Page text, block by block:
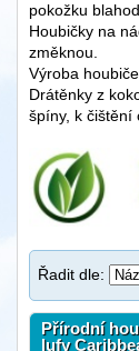
pokožku
Houbičky na
změknou.
Výroba
Drátěnky z
špíny, k čištění
Řadit dle:
Přírodní
lufy